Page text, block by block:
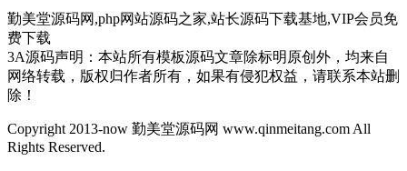
勤美堂源码网,php网站源码之家,站长源码下载基地,VIP会员免
费下载
3A源码声明：本站所有模板源码文章除标明原创外，均来自
网络转载，版权归作者所有，如果有侵犯权益，请联系本站删
除！
Copyright 2013-now 勤美堂源码网 www.qinmeitang.com All
Rights Reserved.